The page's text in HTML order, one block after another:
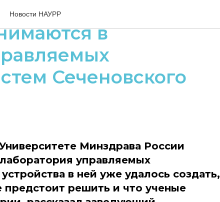
Новости НАУРР
мышцы» для людей и
в
Сеченовского
Минздрава России
управляемых
в ней уже удалось создать,
предстоит решить и что ученые